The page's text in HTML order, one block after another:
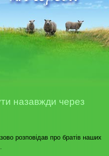
назавжди через
розповідав про братів наших